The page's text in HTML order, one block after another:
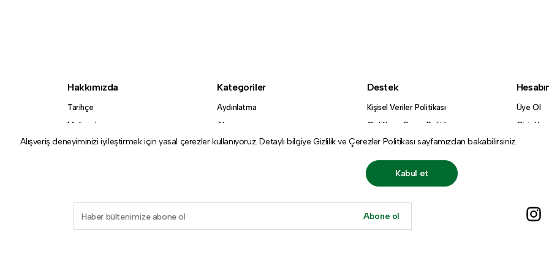
Alışveriş deneyiminizi iyileştirmek için yasal çerezler kullanıyoruz. Detaylı bilgiyeGizlilik ve Çerezler Politikasısayfamızdan bakabilirsiniz.
Kabul et
Hakkımızda
Tarihçe
Mağazalar
Kategoriler
Aydınlatma
Aksesuar
Koleksiyon
Destek
Kişisel Veriler Politikası
Gizlilik ve Çerez Politikası
Bizimle İletişime Geçin
Sıkça Sorulan Sorular
Üye Ol
Giriş Yap
Abone ol